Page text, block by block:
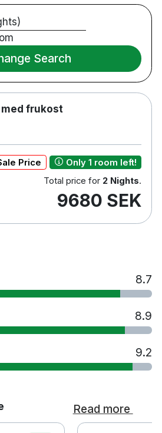
avgift
550 m
flygplats 30 km
Search
med frukost
Price
Only 1 room left!
Total price for 2 Nights.
9680 SEK
8.7
8.9
9.2
Read more